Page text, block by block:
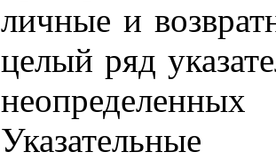
личные и
целый ряд